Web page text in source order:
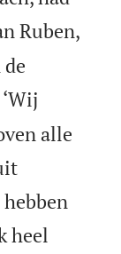
Ruben,
‘Wij
alle
heel